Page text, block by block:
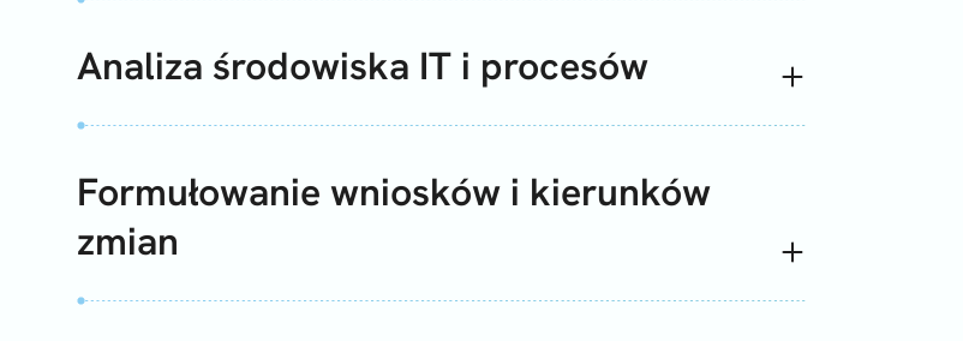
Analiza środowiska IT i procesów
Formułowanie wniosków i kierunków
zmian